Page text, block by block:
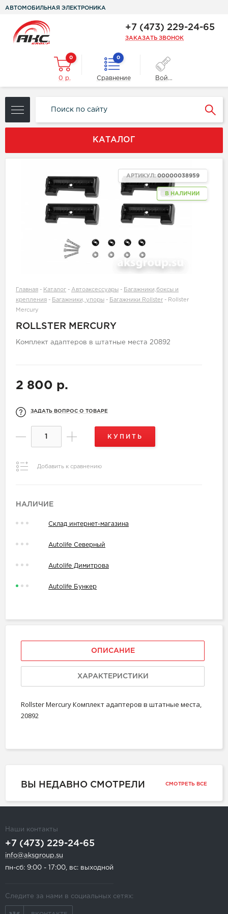
АВТОМОБИЛЬНАЯ ЭЛЕКТРОНИКА
+7 (473) 229-24-65
ЗАКАЗАТЬ ЗВОНОК
0
0 р.
0
Сравнение Войти
КАТАЛОГ
В НАЛИЧИИ
АРТИКУЛ: 00000038959
Главная - Каталог - Автоаксессуары - Багажники,боксы и
крепления - Багажники, упоры - Багажники Rollster - Rollster
Mercury
ROLLSTER MERCURY
Комплект адаптеров в штатные места 20892
2 800 р.
ЗАДАТЬ ВОПРОС О ТОВАРЕ
КУПИТЬ
Добавить к сравнению
НАЛИЧИЕ
Склад интернет-магазина
Autolife Северный
Autolife Димитрова
Autolife Бункер
ОПИСАНИЕ
ХАРАКТЕРИСТИКИ
Rollster Mercury Комплект адаптеров в штатные места,
20892
ВЫ НЕДАВНО СМОТРЕЛИ СМОТРЕТЬ ВСЕ
Наши контакты
+7 (473) 229-24-65
info@aksgroup.su
пн-сб: 9:00 - 17:00, вс: выходной
Следите за нами в социальных сетях: